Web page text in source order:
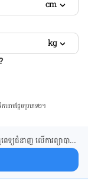
cm
kg
នោម​ផ្អែម​ប្រភេទ២។
េទ្យ​ជំនាញ លើ​ការ​ព្យា​បាល​
បស់​អ្នក។